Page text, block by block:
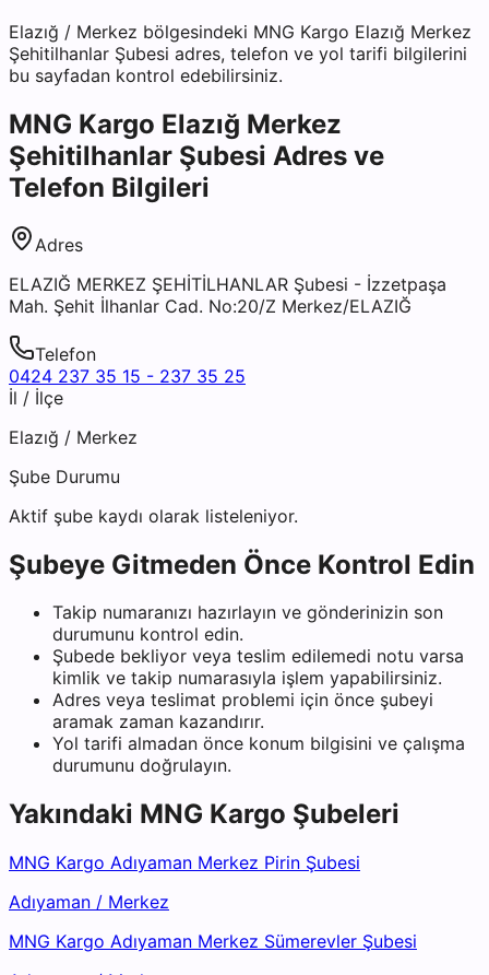
Elazığ / Merkez bölgesindeki MNG Kargo Elazığ Merkez
Şehitilhanlar Şubesi adres, telefon ve yol tarifi bilgilerini
bu sayfadan kontrol edebilirsiniz.
MNG Kargo Elazığ Merkez
Şehitilhanlar Şubesi Adres ve
Telefon Bilgileri
Adres
ELAZIĞ MERKEZ ŞEHİTİLHANLAR Şubesi - İzzetpaşa
Mah. Şehit İlhanlar Cad. No:20/Z Merkez/ELAZIĞ
Telefon
0424 237 35 15 - 237 35 25
İl / İlçe
Elazığ / Merkez
Şube Durumu
Aktif şube kaydı olarak listeleniyor.
Şubeye Gitmeden Önce Kontrol Edin
Takip numaranızı hazırlayın ve gönderinizin son
durumunu kontrol edin.
Şubede bekliyor veya teslim edilemedi notu varsa
kimlik ve takip numarasıyla işlem yapabilirsiniz.
Adres veya teslimat problemi için önce şubeyi
aramak zaman kazandırır.
Yol tarifi almadan önce konum bilgisini ve çalışma
durumunu doğrulayın.
Yakındaki MNG Kargo Şubeleri
MNG Kargo Adıyaman Merkez Pirin Şubesi
Adıyaman / Merkez
MNG Kargo Adıyaman Merkez Sümerevler Şubesi